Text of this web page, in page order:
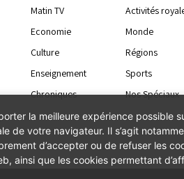
Matin TV Activités
Economie
Monde
Culture
Régions
Enseignement
Sports
Chroniques
Nos Spéciaux
la meilleure expérience possible
de votre navigateur. Il s’agit
d’accepter ou de refuser les
ainsi que les cookies permettant